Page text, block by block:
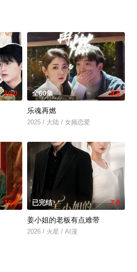
10.0 全60集 9.0
乐魂再燃
2025 / 大陆 / 女频恋爱
10.0 已完结 7.0
姜小姐的老板有点难带
2026 / 火星 / AI漫